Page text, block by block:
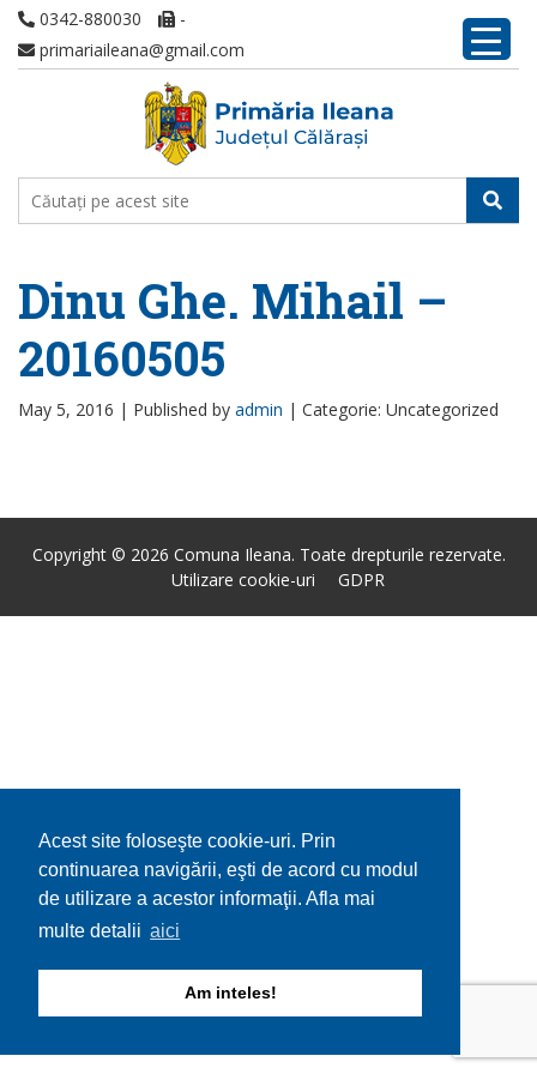
Acest site foloseşte cookie-uri. Prin
continuarea navigării, eşti de acord cu modul
de utilizare a acestor informaţii. Afla mai
multe detalii aici
Am inteles!
0342-880030
-
primariaileana@gmail.com
Dinu Ghe. Mihail –
20160505
May 5, 2016 | Published by admin | Categorie: Uncategorized
Copyright © 2026 Comuna Ileana. Toate drepturile rezervate.
Utilizare cookie-uri
GDPR